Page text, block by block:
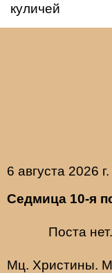
куличей
6 августа 2026
Седмица 10-я
Поста нет.
Мц. Христины.